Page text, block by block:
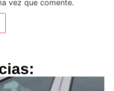
vez que comente.